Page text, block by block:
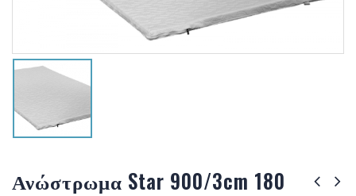
Ανώστρωμα Star 900/3cm 180